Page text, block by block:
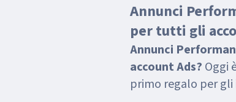
Annunci
per tutti gli
Annunci
account Ads? Oggi
primo regalo per gli